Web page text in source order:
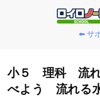
⬅️ サ
小５ 理科 流れ
べよう 流れる